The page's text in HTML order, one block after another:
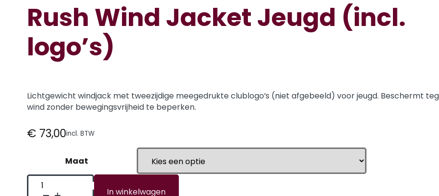
Rush Wind Jacket Jeugd (incl.
logo’s)
Lichtgewicht windjack met tweezijdige meegedrukte clublogo’s (niet afgebeeld) voor jeugd. Beschermt
wind zonder bewegingsvrijheid te beperken.
€ 73,00incl. BTW
Maat
Rush
Wind In winkelwagen